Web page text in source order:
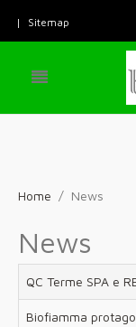
Sitemap
Home News
News
QC Terme SPA e
Biofiamma